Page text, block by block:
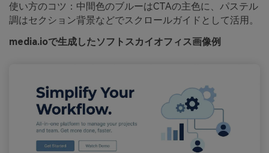
使い方のコツ：中間色のブルーはCTAの主色に、パステル
調はセクション背景などでスクロールガイドとして活用。
media.ioで生成したソフトスカイオフィス画像例